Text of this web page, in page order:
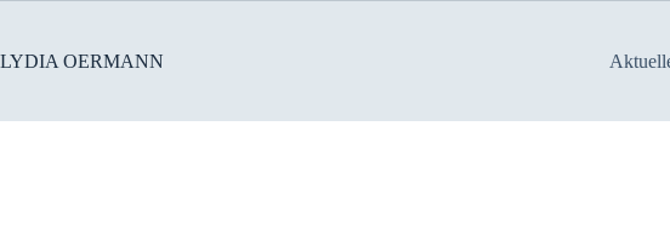
springen
LYDIA OERMANN